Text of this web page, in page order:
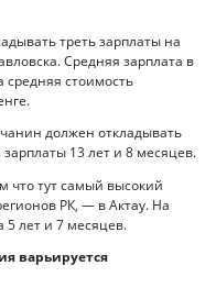
треть зарплаты на
Средняя зарплата в
средняя стоимость
должен откладывать
зарплаты 13 лет и 8 месяцев.
что тут самый высокий
РК, — в Актау. На
5 лет и 7 месяцев.
варьируется